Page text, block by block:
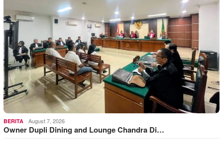
BERITA August 7, 2026
Owner Dupli Dining and Lounge Chandra Di…